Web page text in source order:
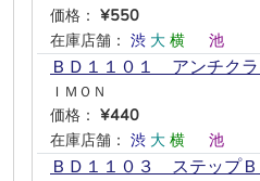
価格： ¥550
在庫店舗： 渋 大 横 池
ＢＤ１１０１ アンチク
ＩＭＯＮ
価格： ¥440
在庫店舗： 渋 大 横 池
ＢＤ１１０３ ステップ